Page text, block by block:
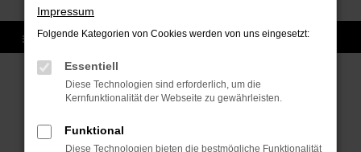
Sofort verfügbare Modelle
Impressum
Folgende Kategorien von Cookies werden von uns eingesetzt:
Essentiell
Diese Technologien sind erforderlich, um die
Kernfunktionalität der Webseite zu gewährleisten.
Funktional
Diese Technologien bieten die bestmögliche Funktionalität